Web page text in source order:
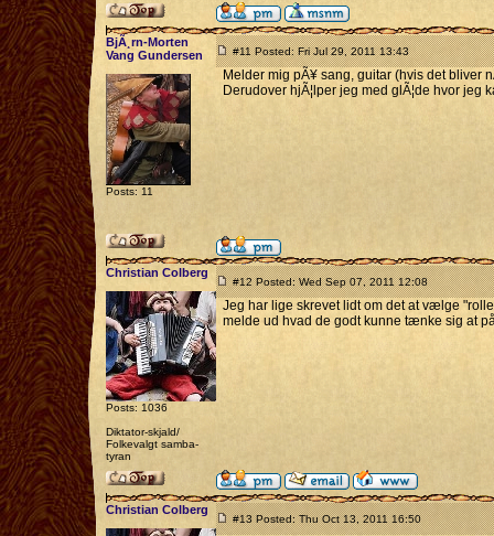
BjÃ¸rn-Morten
Vang Gundersen
Posts: 11
#11 Posted: Fri Jul 29, 2011 13:43
Melder mig pÃ¥ sang, guitar (hvis det bliver
Derudover hjÃ¦lper jeg med glÃ¦de hvor jeg
Christian Colberg
Posts: 1036
Diktator-skjald/
Folkevalgt samba-
tyran
#12 Posted: Wed Sep 07, 2011 12:08
Jeg har lige skrevet lidt om det at vælge
melde ud hvad de godt kunne tænke sig at
Christian Colberg
#13 Posted: Thu Oct 13, 2011 16:50